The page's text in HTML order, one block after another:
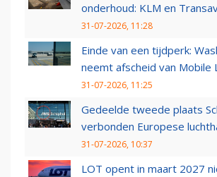
onderhoud: KLM en
31-07-2026, 11:28
Einde van een tijdperk:
neemt afscheid van Mobile
31-07-2026, 11:25
Gedeelde tweede plaats
verbonden Europese
31-07-2026, 10:37
LOT opent in maart 2027